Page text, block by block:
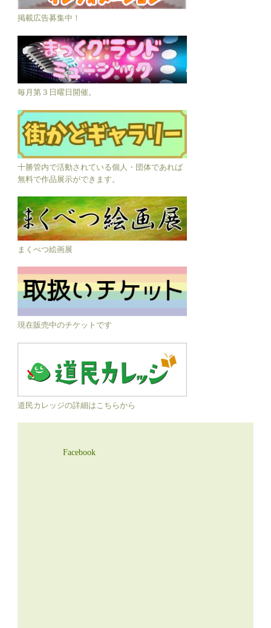
掲載広告募集中！
毎月第３日曜日開催。
十勝管内で活動されている個人・団体であれば
無料で作品展示ができます。
まくべつ絵画展
現在販売中のチケットです
道民カレッジの詳細はこちらから
Facebook